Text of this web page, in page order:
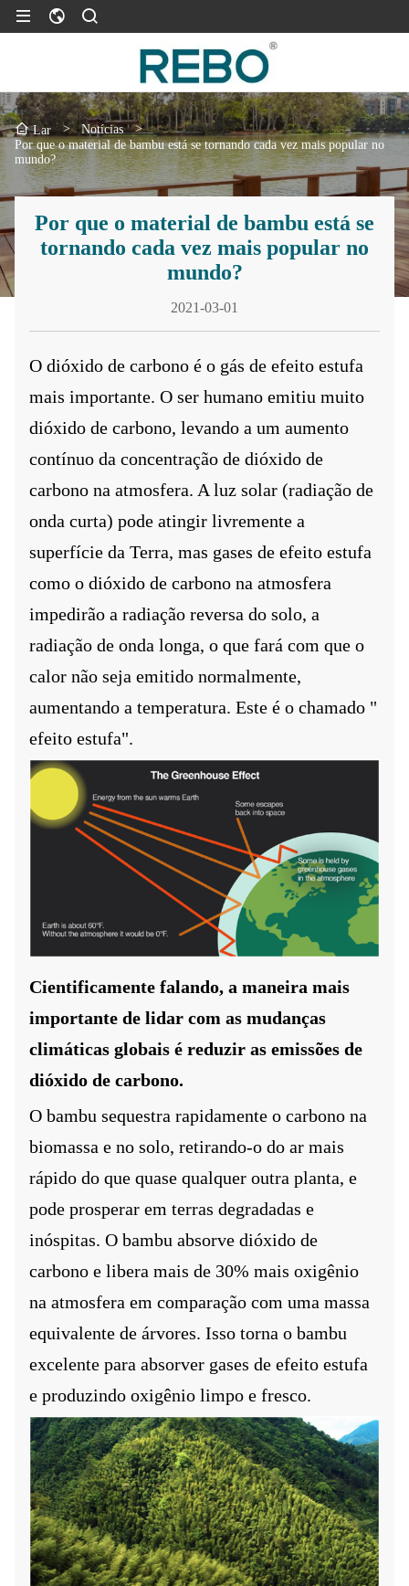
Lar > Notícias
>
Por que o material de bambu está se tornando cada vez mais popular no
mundo?
Por que o material de bambu está se
tornando cada vez mais popular no
mundo?
2021-03-01
O dióxido de carbono é o gás de efeito estufa
mais importante. O ser humano emitiu muito
dióxido de carbono, levando a um aumento
contínuo da concentração de dióxido de
carbono na atmosfera. A luz solar (radiação de
onda curta) pode atingir livremente a
superfície da Terra, mas gases de efeito estufa
como o dióxido de carbono na atmosfera
impedirão a radiação reversa do solo, a
radiação de onda longa, o que fará com que o
calor não seja emitido normalmente,
aumentando a temperatura. Este é o chamado "
efeito estufa".
Cientificamente falando, a maneira mais
importante de lidar com as mudanças
climáticas globais é reduzir as emissões de
dióxido de carbono.
O bambu sequestra rapidamente o carbono na
biomassa e no solo, retirando-o do ar mais
rápido do que quase qualquer outra planta, e
pode prosperar em terras degradadas e
inóspitas. O bambu absorve dióxido de
carbono e libera mais de 30% mais oxigênio
na atmosfera em comparação com uma massa
equivalente de árvores. Isso torna o bambu
excelente para absorver gases de efeito estufa
e produzindo oxigênio limpo e fresco.